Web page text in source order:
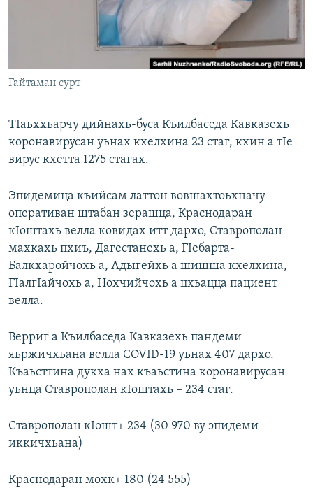
Гайтаман сурт
ТIаьххьарчу дийнахь-буса Къилбаседа Кавказехь
коронавирусан уьнах кхелхина 23 стаг, кхин а тIе
вирус кхетта 1275 стагах.
Эпидемица къийсам латтон вовшахтоьхначу
оперативан штабан зерашца, Краснодаран
кIоштахь велла ковидах итт дархо, Ставрополан
махкахь пхиъ, Дагестанехь а, ГIебарта-
Балкхаройчохь а, Адыгейхь а шишша кхелхина,
ГIалгIайчохь а, Нохчийчохь а цхьацца пациент
велла.
Верриг а Къилбаседа Кавказехь пандеми
яьржичхьана велла COVID-19 уьнах 407 дархо.
Къаьсттина дукха нах къаьстина коронавирусан
уьнца Ставрополан кIоштахь – 234 стаг.
Ставрополан кIошт+ 234 (30 970 ву эпидеми
иккичхьана)
Краснодаран мохк+ 180 (24 555)